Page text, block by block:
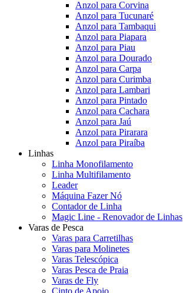
Anzol para Corvina
Anzol para Tucunaré
Anzol para Tambaqui
Anzol para Piapara
Anzol para Piau
Anzol para Dourado
Anzol para Carpa
Anzol para Curimba
Anzol para Lambari
Anzol para Pintado
Anzol para Cachara
Anzol para Jaú
Anzol para Pirarara
Anzol para Piraíba
Linhas
Linha Monofilamento
Linha Multifilamento
Leader
Máquina Fazer Nó
Contador de Linha
Magic Line - Renovador de Linhas
Varas de Pesca
Varas para Carretilhas
Varas para Molinetes
Varas Telescópica
Varas Pesca de Praia
Varas de Fly
Cinto de Apoio